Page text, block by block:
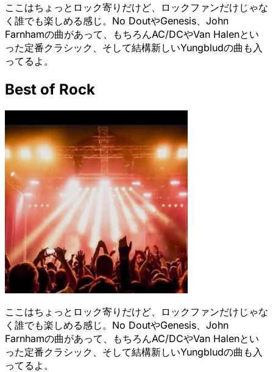
ここはちょっとロック寄りだけど、ロックファンだけじゃな
く誰でも楽しめる感じ。No DoutやGenesis、John
Farnhamの曲があって、もちろんAC/DCやVan Halenとい
った定番クラシック、そして結構新しいYungbludの曲も入
ってるよ。
Best of Rock
ここはちょっとロック寄りだけど、ロックファンだけじゃな
く誰でも楽しめる感じ。No DoutやGenesis、John
Farnhamの曲があって、もちろんAC/DCやVan Halenとい
った定番クラシック、そして結構新しいYungbludの曲も入
ってるよ。